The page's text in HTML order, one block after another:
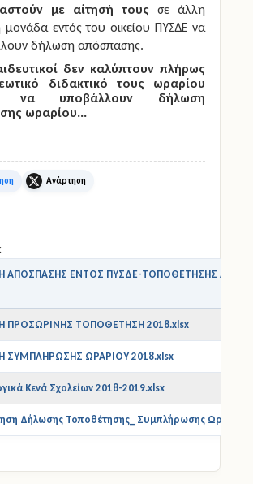
με αίτησή τους σε άλλη
μονάδα εντός του οικείου ΠΥΣΔΕ να
δήλωση απόσπασης.
δεν καλύπτουν πλήρως
διδακτικό τους ωραρίου
να υποβάλλουν δήλωση
ωραρίου...
X
ΑΠΟΣΠΑΣΗΣ ΕΝΤΟΣ ΠΥΣΔΕ-ΤΟΠΟΘΕΤΗΣΗΣ
ΠΡΟΣΩΡΙΝΗΣ ΤΟΠΟΘΕΤΗΣΗ 2018.xlsx
ΣΥΜΠΛΗΡΩΣΗΣ ΩΡΑΡΙΟΥ 2018.xlsx
Κενά Σχολείων 2018-2019.xlsx
Δήλωσης Τοποθέτησης_ Συμπλήρωσης